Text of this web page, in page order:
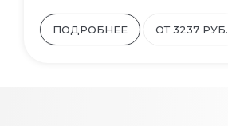
ПОДРОБНЕЕ ОТ 3237 РУБ.